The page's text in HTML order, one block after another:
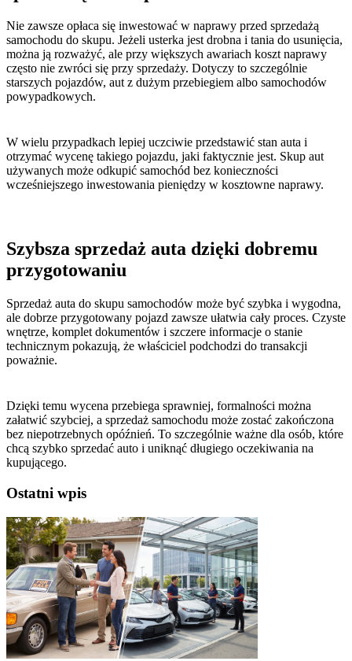
Nie zawsze opłaca się inwestować w naprawy przed sprzedażą
samochodu do skupu. Jeżeli usterka jest drobna i tania do usunięcia,
można ją rozważyć, ale przy większych awariach koszt naprawy
często nie zwróci się przy sprzedaży. Dotyczy to szczególnie
starszych pojazdów, aut z dużym przebiegiem albo samochodów
powypadkowych.
W wielu przypadkach lepiej uczciwie przedstawić stan auta i
otrzymać wycenę takiego pojazdu, jaki faktycznie jest. Skup aut
używanych może odkupić samochód bez konieczności
wcześniejszego inwestowania pieniędzy w kosztowne naprawy.
Szybsza sprzedaż auta dzięki dobremu
przygotowaniu
Sprzedaż auta do skupu samochodów może być szybka i wygodna,
ale dobrze przygotowany pojazd zawsze ułatwia cały proces. Czyste
wnętrze, komplet dokumentów i szczere informacje o stanie
technicznym pokazują, że właściciel podchodzi do transakcji
poważnie.
Dzięki temu wycena przebiega sprawniej, formalności można
załatwić szybciej, a sprzedaż samochodu może zostać zakończona
bez niepotrzebnych opóźnień. To szczególnie ważne dla osób, które
chcą szybko sprzedać auto i uniknąć długiego oczekiwania na
kupującego.
Ostatni wpis